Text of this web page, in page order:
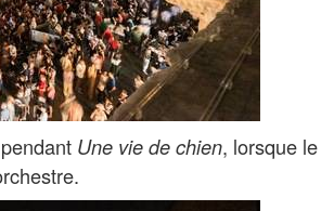
Une vie de chien, lorsque le